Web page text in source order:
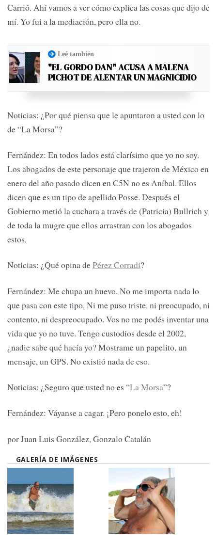
Carrió. Ahí vamos a ver cómo explica las cosas que dijo de
mí. Yo fui a la mediación, pero ella no.
Leé también
"EL GORDO DAN" ACUSA A MALENA
PICHOT DE ALENTAR UN MAGNICIDIO
Noticias: ¿Por qué piensa que le apuntaron a usted con lo
de “La Morsa”?
Fernández: En todos lados está clarísimo que yo no soy.
Los abogados de este personaje que trajeron de México en
enero del año pasado dicen en C5N no es Aníbal. Ellos
dicen que es un tipo de apellido Posse. Después el
Gobierno metió la cuchara a través de (Patricia) Bullrich y
de toda la mugre que ellos arrastran con los abogados
estos.
Noticias: ¿Qué opina dePérez Corradi?
Fernández: Me chupa un huevo. No me importa nada lo
que pasa con este tipo. Ni me puso triste, ni preocupado, ni
contento, ni despreocupado. Vos no me podés inventar una
vida que yo no tuve. Tengo custodios desde el 2002,
¿nadie sabe qué hacía yo? Mostrame un papelito, un
mensaje, un GPS. No existió nada de eso.
Noticias: ¿Seguro que usted no es “La Morsa”?
Fernández: Váyanse a cagar. ¡Pero ponelo esto, eh!
por Juan Luis González, Gonzalo Catalán
GALERÍA DE IMÁGENES